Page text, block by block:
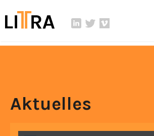
Aktuelles